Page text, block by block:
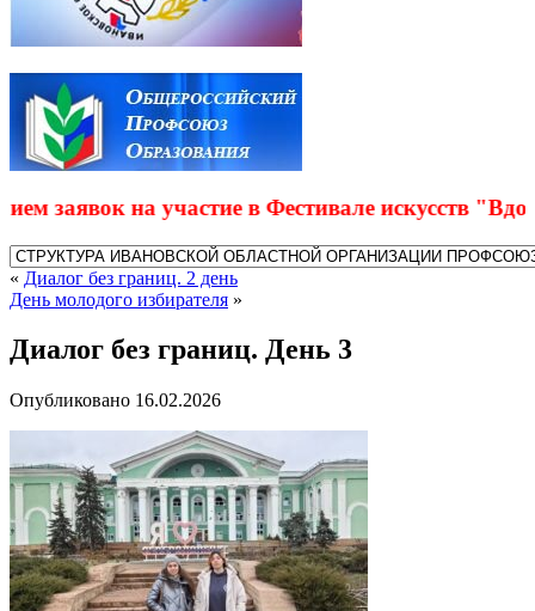
заявок на участие в Фестивале искусств
« Диалог без границ. 2 день
День молодого избирателя »
Диалог без границ. День 3
Опубликовано 16.02.2026